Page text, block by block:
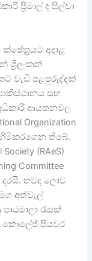
ප්‍රිමාල් ද සිල්වා
අදාළ
ශ්‍රීලංකන්
වැඩි පළපුරුද්දක්
සහ
ආයතනවල
Organization
හිමිකරගෙන තිබේ.
(RAeS)
Committee
දරයි. තවද ලොව
අත්වැල්
රැසක්
කොලේජ් පියවර